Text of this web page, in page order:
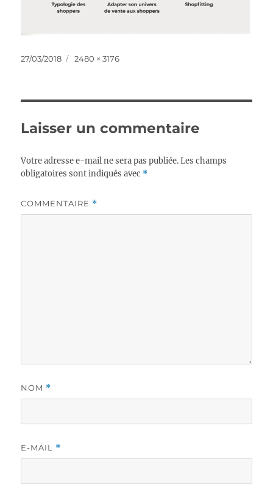
Publié
27/03/2018
Taille
2480 × 3176
Laisser un commentaire
Votre adresse e-mail ne sera pas publiée. Les champs
obligatoires sont indiqués avec *
COMMENTAIRE *
NOM *
E-MAIL *